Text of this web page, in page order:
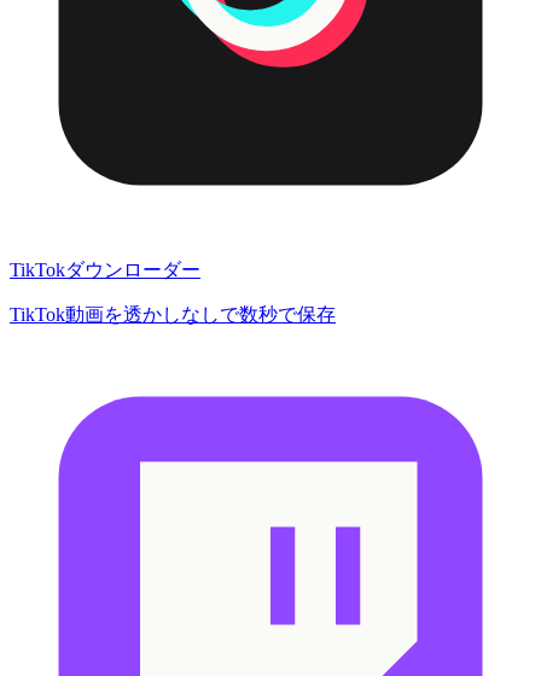
TikTokダウンローダー
TikTok動画を透かしなしで数秒で保存